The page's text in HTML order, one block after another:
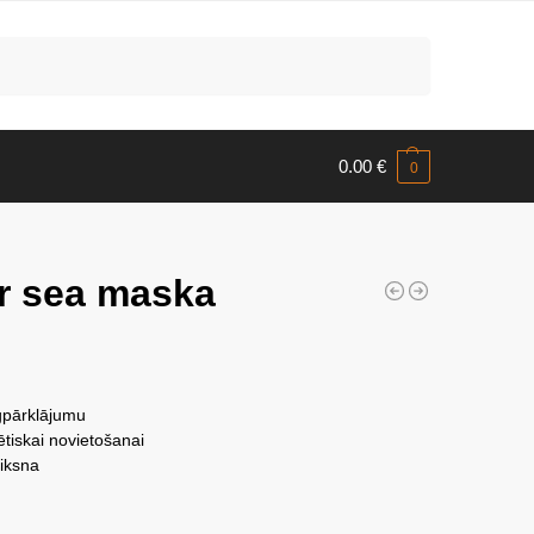
0.00 € 0
sea maska
novietošanai